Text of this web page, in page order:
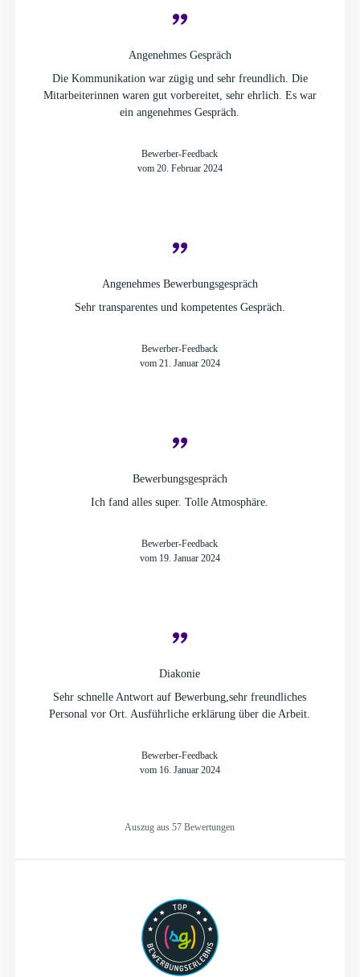
Angenehmes Gespräch
Die Kommunikation war zügig und sehr freundlich. Die
Mitarbeiterinnen waren gut vorbereitet, sehr ehrlich. Es war
ein angenehmes Gespräch.
Bewerber-Feedback
vom 20. Februar 2024
Angenehmes Bewerbungsgespräch
Sehr transparentes und kompetentes Gespräch.
Bewerber-Feedback
vom 21. Januar 2024
Bewerbungsgespräch
Ich fand alles super. Tolle Atmosphäre.
Bewerber-Feedback
vom 19. Januar 2024
Diakonie
Sehr schnelle Antwort auf Bewerbung,sehr freundliches
Personal vor Ort. Ausführliche erklärung über die Arbeit.
Bewerber-Feedback
vom 16. Januar 2024
Auszug aus 57 Bewertungen